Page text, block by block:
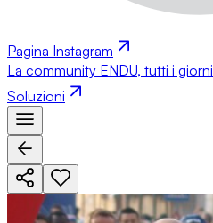
Pagina Instagram
La community ENDU, tutti i giorni
Soluzioni